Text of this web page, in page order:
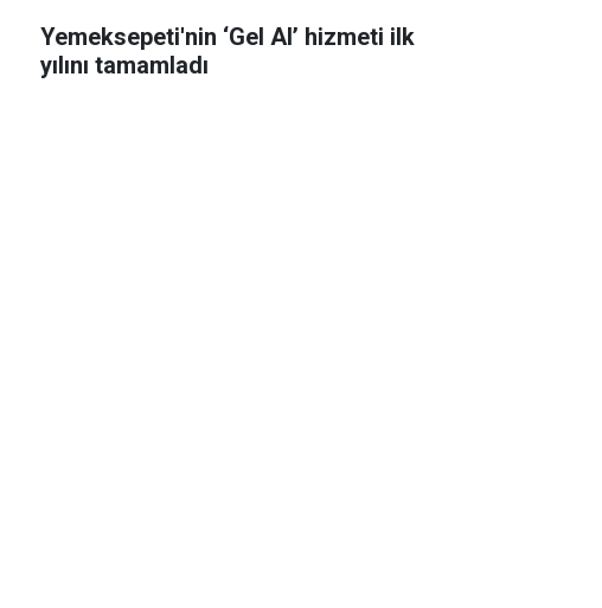
Yemeksepeti'nin ‘Gel Al’ hizmeti ilk
yılını tamamladı